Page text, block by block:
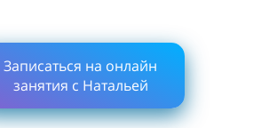
Записаться на онлайн
занятия с Натальей